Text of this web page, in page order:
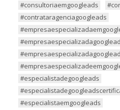
#consultoriaemgoogleads
#contrataragenciagoogleads
#especialistadegoogleads
#especialistaemgoogleads